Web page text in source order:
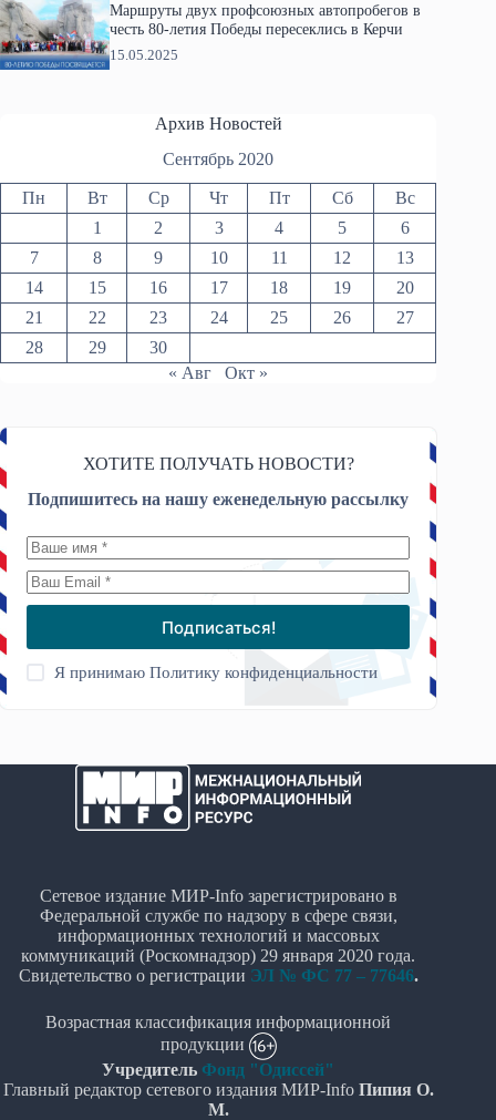
Маршруты двух профсоюзных автопробегов в
честь 80-летия Победы пересеклись в Керчи
15.05.2025
Архив Новостей
Сентябрь 2020
Пн Вт Ср Чт Пт Сб
Вс
1
2 3 4 5
6
7
8 9 10 11 12
13
14
15 16 17 18 19
20
21
22 23 24 25 26
27
28
29
30
« Авг
Окт »
ХОТИТЕ ПОЛУЧАТЬ НОВОСТИ?
Подпишитесь на нашу еженедельную рассылку
Подписаться!
Я принимаюПолитику конфиденциальности
Сетевое издание МИР-Info зарегистрировано в
Федеральной службе по надзору в сфере связи,
информационных технологий и массовых
коммуникаций (Роскомнадзор) 29 января 2020 года.
Свидетельство о регистрации ЭЛ № ФС 77 – 77646.
Возрастная классификация информационной
продукции
Учредитель Фонд "Одиссей"
Главный редактор сетевого издания МИР-Info Пипия О.
М.